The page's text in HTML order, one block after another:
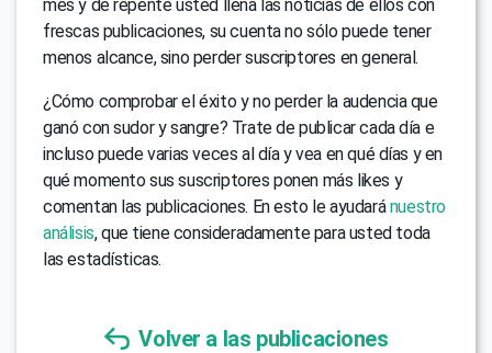
mes y de repente usted llena las noticias de ellos con
frescas publicaciones, su cuenta no sólo puede tener
menos alcance, sino perder suscriptores en general.
¿Cómo comprobar el éxito y no perder la audencia que
ganó con sudor y sangre? Trate de publicar cada día e
incluso puede varias veces al día y vea en qué días y en
qué momento sus suscriptores ponen más likes y
comentan las publicaciones. En esto le ayudaránuestro
análisis, que tiene consideradamente para usted toda
las estadísticas.
Volver a las publicaciones